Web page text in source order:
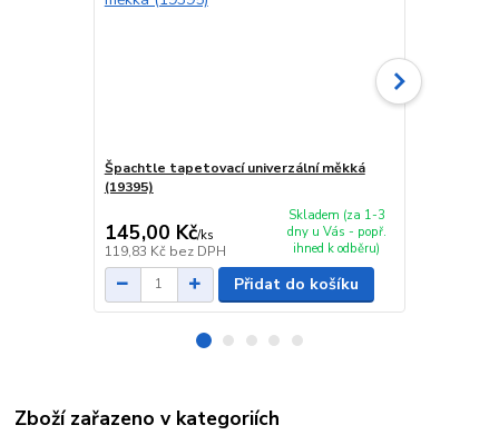
Špachtle tapetovací univerzální měkká
(19395)
145,00 Kč/ks
119,83 Kč bez DPH
Skladem (za 1-3
dny u Vás - popř.
ihned k odběru)
Přidat do košíku
Zboží zařazeno v kategoriích